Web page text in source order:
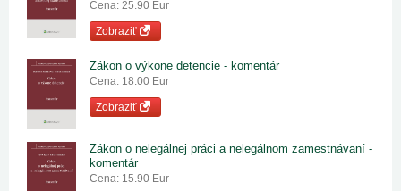
Cena: 25.90 Eur
Zobraziť
Zákon o výkone detencie - komentár
Cena: 18.00 Eur
Zobraziť
Zákon o nelegálnej práci a nelegálnom zamestnávaní -
komentár
Cena: 15.90 Eur